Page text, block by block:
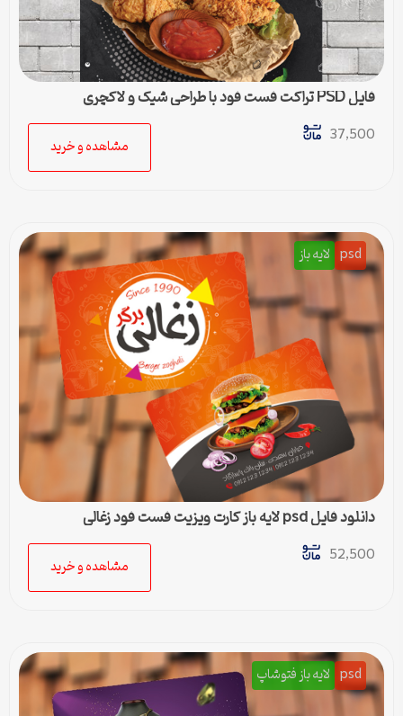
فایل PSD تراکت فست فود با طراحی شیک و لاکچری
37,500
مشاهده و خرید
psd لایه باز
دانلود فایل psd لایه باز کارت ویزیت فست فود زغالی
52,500
مشاهده و خرید
psd لایه باز فتوشاپ